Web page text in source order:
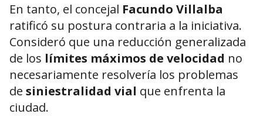
En tanto, el concejal Facundo Villalba
ratificó su postura contraria a la iniciativa.
Consideró que una reducción generalizada
de los límites máximos de velocidad no
necesariamente resolvería los problemas
de siniestralidad vial que enfrenta la
ciudad.